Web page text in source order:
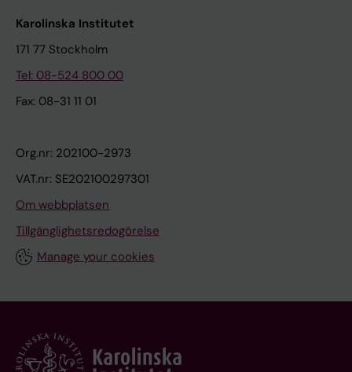
Karolinska Institutet
171 77 Stockholm
Tel: 08-524 800 00
Fax: 08-31 11 01
Org.nr: 202100-2973
VAT.nr: SE202100297301
Om webbplatsen
Tillgänglighetsredogörelse
Manage your cookies